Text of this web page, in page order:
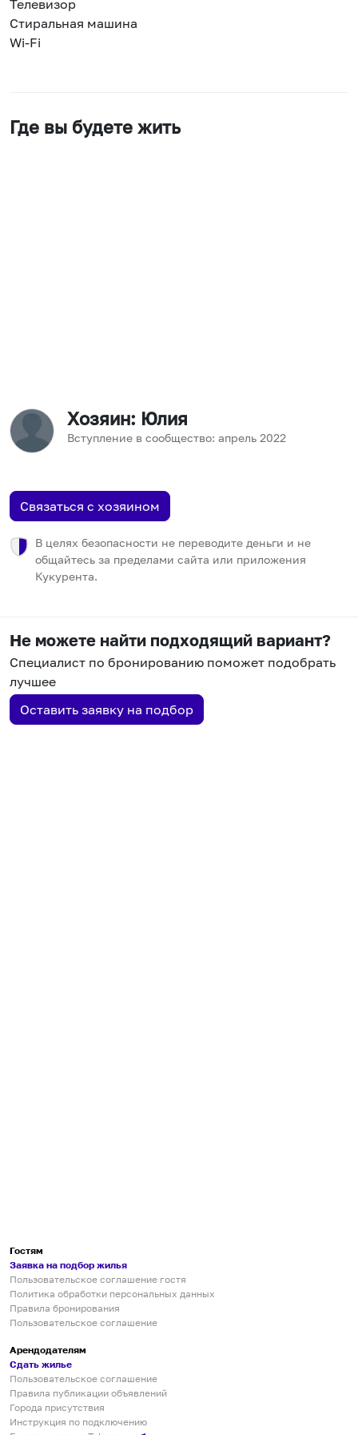
Телевизор
Стиральная машина
Wi-Fi
Где вы будете жить
Хозяин: Юлия
Вступление в сообщество: апрель 2022
Связаться с хозяином
В целях безопасности не переводите деньги и не
общайтесь за пределами сайта или приложения
Кукурента.
Не можете найти подходящий вариант?
Специалист по бронированию поможет подобрать
лучшее
Оставить заявку на подбор
Гостям
Заявка на подбор жилья
Пользовательское соглашение гостя
Политика обработки персональных данных
Правила бронирования
Пользовательское соглашение
Арендодателям
Сдать жилье
Пользовательское соглашение
Правила публикации объявлений
Города присутствия
Инструкция по подключению